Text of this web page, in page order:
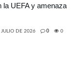
la UEFA y amenaza
DE 2026 0 0